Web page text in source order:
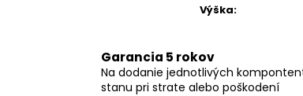
Výška:
Garancia 5 rokov
Na dodanie jednotlivých
stanu pri strate alebo poškodení